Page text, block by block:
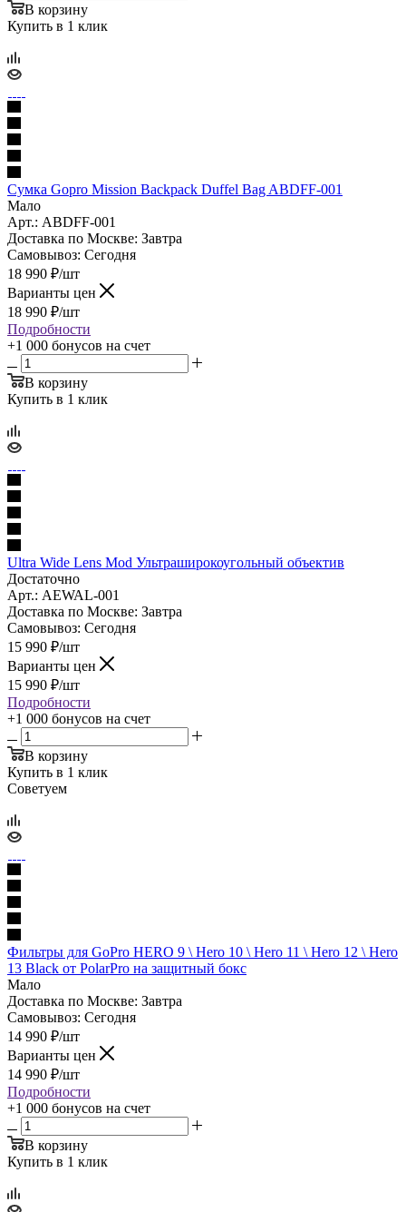
В корзину
Купить в 1 клик
Cумка Gopro Mission Backpack Duffel Bag ABDFF-001
Мало
Арт.: ABDFF-001
Доставка по Москве: Завтра
Самовывоз: Сегодня
18 990 ₽/шт
Варианты цен
18 990 ₽/шт
Подробности
+1 000 бонусов на счет
В корзину
Купить в 1 клик
Ultra Wide Lens Mod Ультраширокоугольный объектив
Достаточно
Арт.: AEWAL-001
Доставка по Москве: Завтра
Самовывоз: Сегодня
15 990 ₽/шт
Варианты цен
15 990 ₽/шт
Подробности
+1 000 бонусов на счет
В корзину
Купить в 1 клик
Советуем
Фильтры для GoPro HERO 9 \ Hero 10 \ Hero 11 \ Hero 12 \ Hero
13 Black от PolarPro на защитный бокс
Мало
Доставка по Москве: Завтра
Самовывоз: Сегодня
14 990 ₽/шт
Варианты цен
14 990 ₽/шт
Подробности
+1 000 бонусов на счет
В корзину
Купить в 1 клик